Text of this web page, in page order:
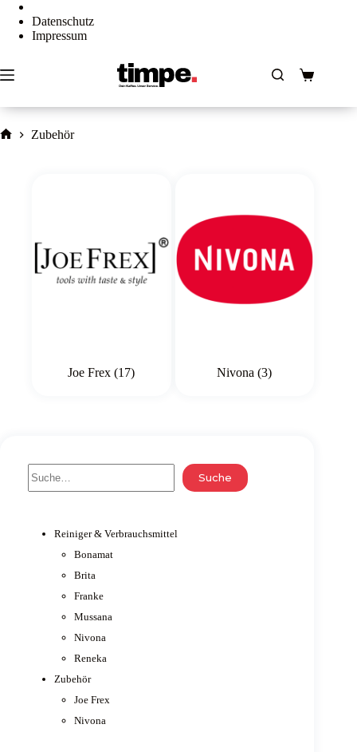
Datenschutz
Impressum
springen
Warenkorb
Zubehör
Joe Frex(17) Nivona(3)
Suche
Suche
Reiniger & Verbrauchsmittel
Bonamat
Brita
Franke
Mussana
Nivona
Reneka
Zubehör
Joe Frex
Nivona